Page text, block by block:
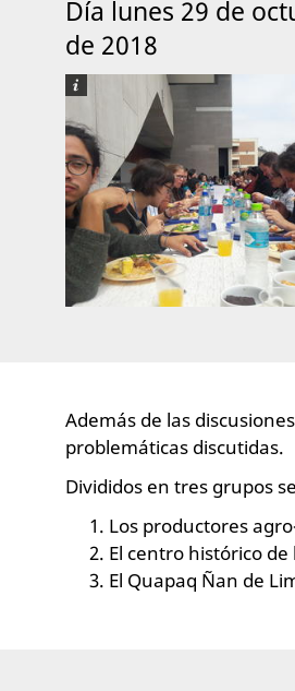
Día lunes 29 de
de 2018
Además de las
problemáticas discutidas.
Divididos en tres grupos
Los productores
El centro histórico
El Quapaq Ñan de